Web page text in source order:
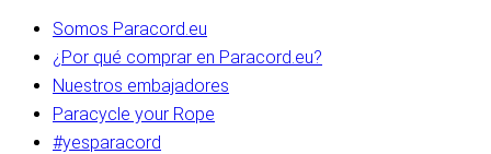
Somos Paracord.eu
¿Por qué comprar en Paracord.eu?
Nuestros embajadores
Paracycle your Rope
#yesparacord